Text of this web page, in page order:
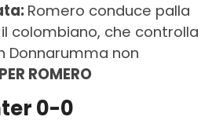
Romero conduce palla
colombiano, che controlla
Donnarumma non
ROMERO
0-0